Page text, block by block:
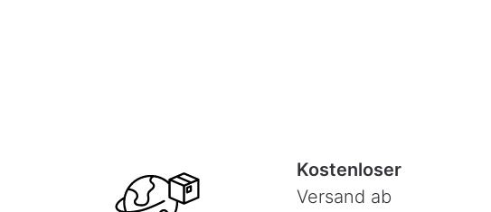
Kostenloser
Versand ab